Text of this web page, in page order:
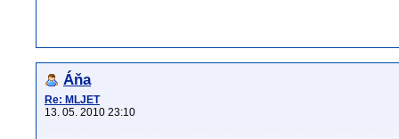
Áňa
Re: MLJET
13. 05. 2010 23:10